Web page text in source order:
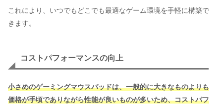
これにより、いつでもどこでも最適なゲーム環境を手軽に構築で
きます。
コストパフォーマンスの向上
小さめのゲーミングマウスパッドは、一般的に大きなものよりも
価格が手頃でありながら性能が良いものが多いため、コストパフ